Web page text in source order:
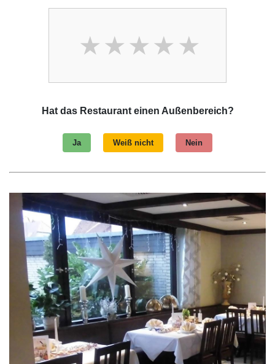
Hat das Restaurant einen Außenbereich?
Ja Weiß nicht Nein